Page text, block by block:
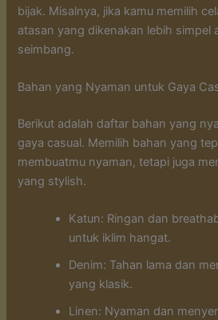
bijak. Misalnya, jika kamu memilih
atasan yang dikenakan lebih simpel
seimbang.
Bahan yang Nyaman untuk Gaya
Berikut adalah daftar bahan yang
gaya casual. Memilih bahan yang
membuatmu nyaman, tetapi juga
yang stylish.
Katun: Ringan dan
untuk iklim hangat.
Denim: Tahan lama dan
yang klasik.
Linen: Nyaman dan